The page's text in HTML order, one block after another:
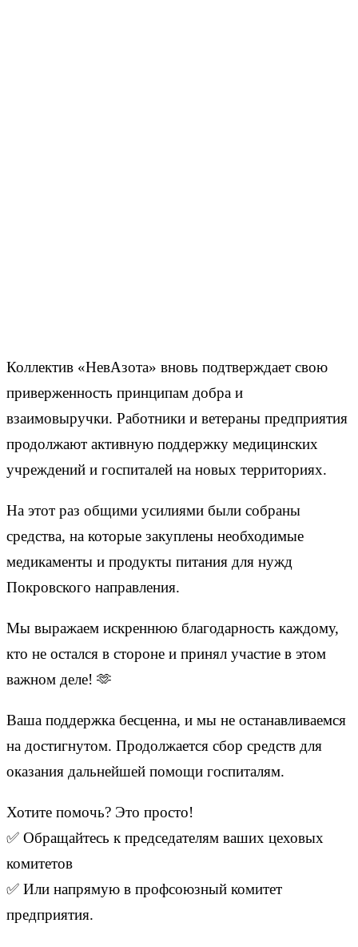
Коллектив «НевАзота» вновь подтверждает свою
приверженность принципам добра и
взаимовыручки. Работники и ветераны предприятия
продолжают активную поддержку медицинских
учреждений и госпиталей на новых территориях.
На этот раз общими усилиями были собраны
средства, на которые закуплены необходимые
медикаменты и продукты питания для нужд
Покровского направления.
Мы выражаем искреннюю благодарность каждому,
кто не остался в стороне и принял участие в этом
важном деле! 🫶
Ваша поддержка бесценна, и мы не останавливаемся
на достигнутом. Продолжается сбор средств для
оказания дальнейшей помощи госпиталям.
Хотите помочь? Это просто!
✅ Обращайтесь к председателям ваших цеховых
комитетов
✅ Или напрямую в профсоюзный комитет
предприятия.